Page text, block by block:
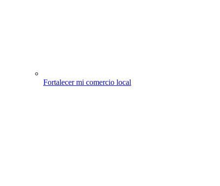
Fortalecer mi comercio local